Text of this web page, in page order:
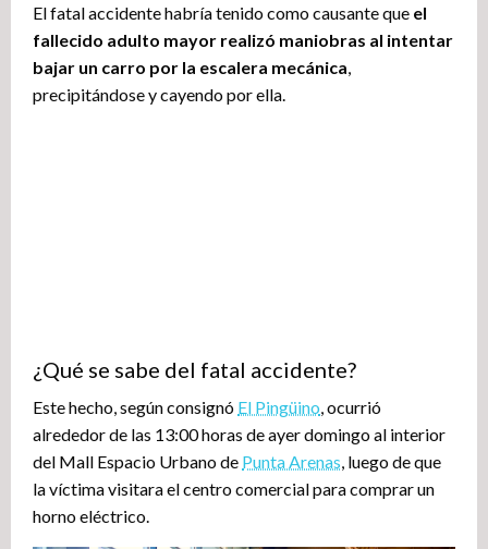
El fatal accidente habría tenido como causante que el
fallecido adulto mayor realizó maniobras al intentar
bajar un carro por la escalera mecánica
precipitándose y cayendo por ella.
¿Qué se sabe del fatal accidente?
Este hecho, según consignó El Pingüino , ocurrió
alrededor de las 13:00 horas de ayer domingo al interior
del Mall Espacio Urbano de Punta Arenas , luego de que
la víctima visitara el centro comercial para comprar un
horno eléctrico.